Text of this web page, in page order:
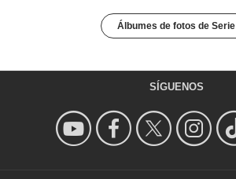
Álbumes de fotos de Serie
SÍGUENOS